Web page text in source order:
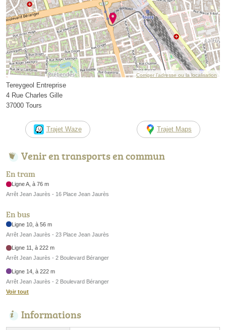
Corriger l’adresse ou la localisation
Tereygeol Entreprise
4 Rue Charles Gille
37000 Tours
Trajet Waze Trajet Maps
Venir en transports en commun
En tram
Ligne A, à 76 m
Arrêt Jean Jaurès - 16 Place Jean Jaurès
En bus
Ligne 10, à 56 m
Arrêt Jean Jaurès - 23 Place Jean Jaurès
Ligne 11, à 222 m
Arrêt Jean Jaurès - 2 Boulevard Béranger
Ligne 14, à 222 m
Arrêt Jean Jaurès - 2 Boulevard Béranger
Voir tout
Informations